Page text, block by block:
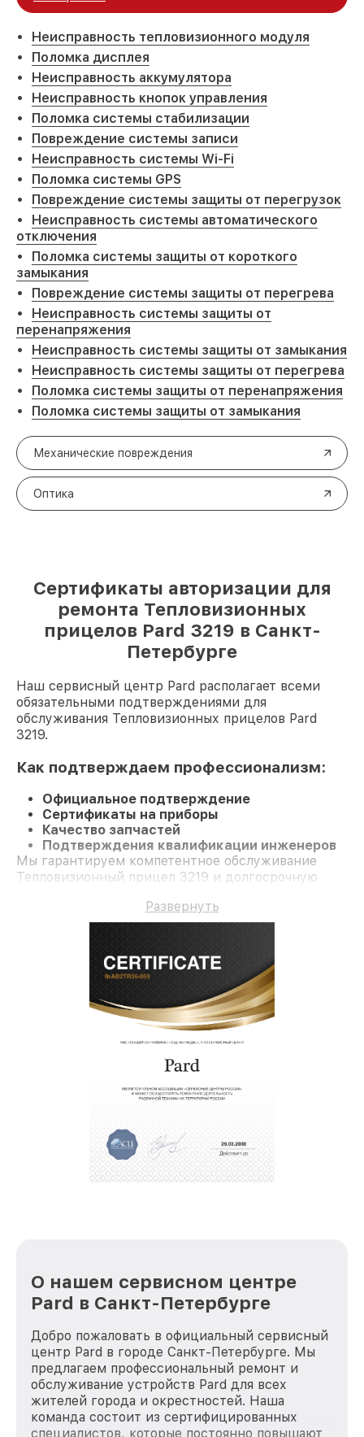
Неисправность тепловизионного модуля
Поломка дисплея
Неисправность аккумулятора
Неисправность кнопок управления
Поломка системы стабилизации
Повреждение системы записи
Неисправность системы Wi-Fi
Поломка системы GPS
Повреждение системы защиты от перегрузок
Неисправность системы автоматического
отключения
Поломка системы защиты от короткого
замыкания
Повреждение системы защиты от перегрева
Неисправность системы защиты от
перенапряжения
Неисправность системы защиты от замыкания
Неисправность системы защиты от перегрева
Поломка системы защиты от перенапряжения
Поломка системы защиты от замыкания
Механические повреждения
Оптика
Сертификаты авторизации для
ремонта Тепловизионных
прицелов Pard 3219 в Санкт-
Петербурге
Наш сервисный центр Pard располагает всеми
обязательными подтверждениями для
обслуживания Тепловизионных прицелов Pard
3219.
Как подтверждаем профессионализм:
Официальное подтверждение
Сертификаты на приборы
Качество запчастей
Подтверждения квалификации инженеров
Мы гарантируем компетентное обслуживание
Тепловизионный прицел 3219 и долгосрочную
Развернуть
О нашем сервисном центре
Pard в Санкт-Петербурге
Добро пожаловать в официальный сервисный
центр Pard в городе Санкт-Петербурге. Мы
предлагаем профессиональный ремонт и
обслуживание устройств Pard для всех
жителей города и окрестностей. Наша
команда состоит из сертифицированных
специалистов, которые постоянно повышают